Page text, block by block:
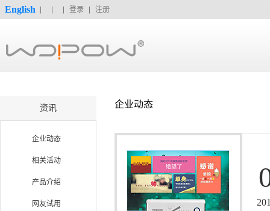
English 登录 注册
资讯
企业动态
相关活动
产品介绍
网友试用
企业动态